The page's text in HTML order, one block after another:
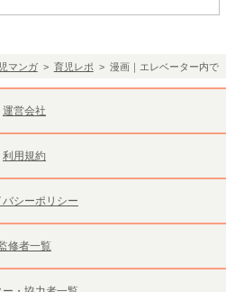
マンガ> 育児レポ > 漫画｜エレベーター内で
運営会社
利用規約
バシーポリシー
修者一覧